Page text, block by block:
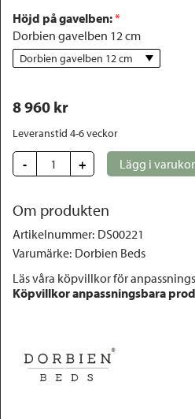
Höjd på gavelben: *
Dorbien gavelben 12 cm
Dorbien gavelben 12 cm
8 960 kr
Leveranstid 4-6 veckor
- + Lägg i
Om produkten
Artikelnummer: DS00221
Varumärke: Dorbien Beds
Läs våra köpvillkor för
Köpvillkor anpassningsbara